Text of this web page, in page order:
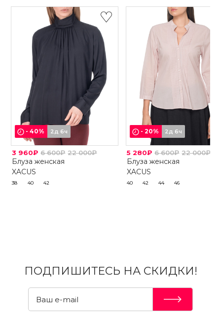
-40% 2д 6ч
3 960₽ 6 600₽ 22 000₽
Блуза женская
XACUS
38 40 42
-20% 2д 6ч
5 280₽ 6 600₽ 22 000₽
Блуза женская
XACUS
40 42 44 46
ПОДПИШИТЕСЬ НА СКИДКИ!